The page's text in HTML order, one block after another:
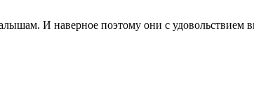
И наверное поэтому они с